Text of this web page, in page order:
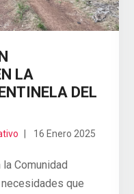
LA
DEL
16 Enero 2025
Comunidad
que